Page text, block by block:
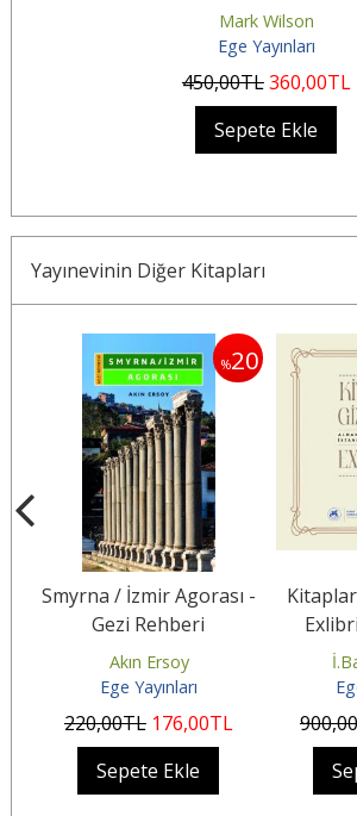
Mark Wilson
Ege Yayınları
450,00TL360,00TL
Sepete Ekle
Yayınevinin Diğer Kitapları
%20
Smyrna / İzmir Agorası -
Gezi Rehberi
Akın Ersoy
Ege Yayınları
220,00TL 176,00TL
Sepete Ekle
900,00